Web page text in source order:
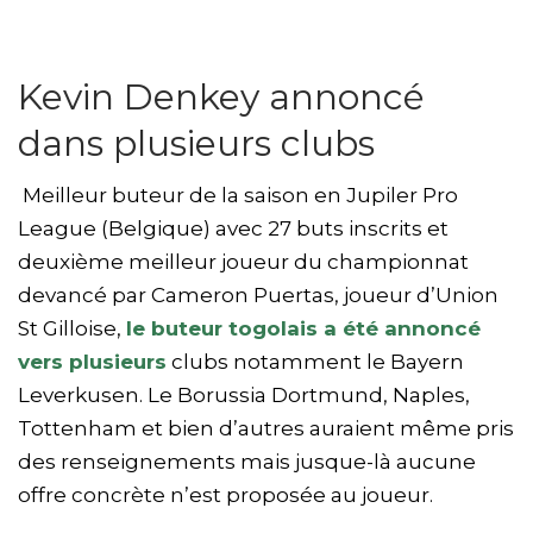
Kevin Denkey annoncé
dans plusieurs clubs
Meilleur buteur de la saison en Jupiler Pro
League (Belgique) avec 27 buts inscrits et
deuxième meilleur joueur du championnat
devancé par Cameron Puertas, joueur d’Union
St Gilloise, le buteur togolais a été annoncé
vers plusieurs clubs notamment le Bayern
Leverkusen. Le Borussia Dortmund, Naples,
Tottenham et bien d’autres auraient même pris
des renseignements mais jusque-là aucune
offre concrète n’est proposée au joueur.